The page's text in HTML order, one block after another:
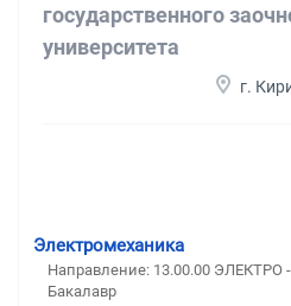
государственного
университета
г.
Электромеханика
Направление: 13.00.00
Бакалавр